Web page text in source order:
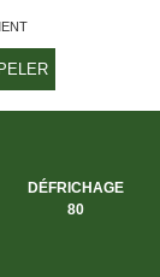
DÉFRICHAGE
80